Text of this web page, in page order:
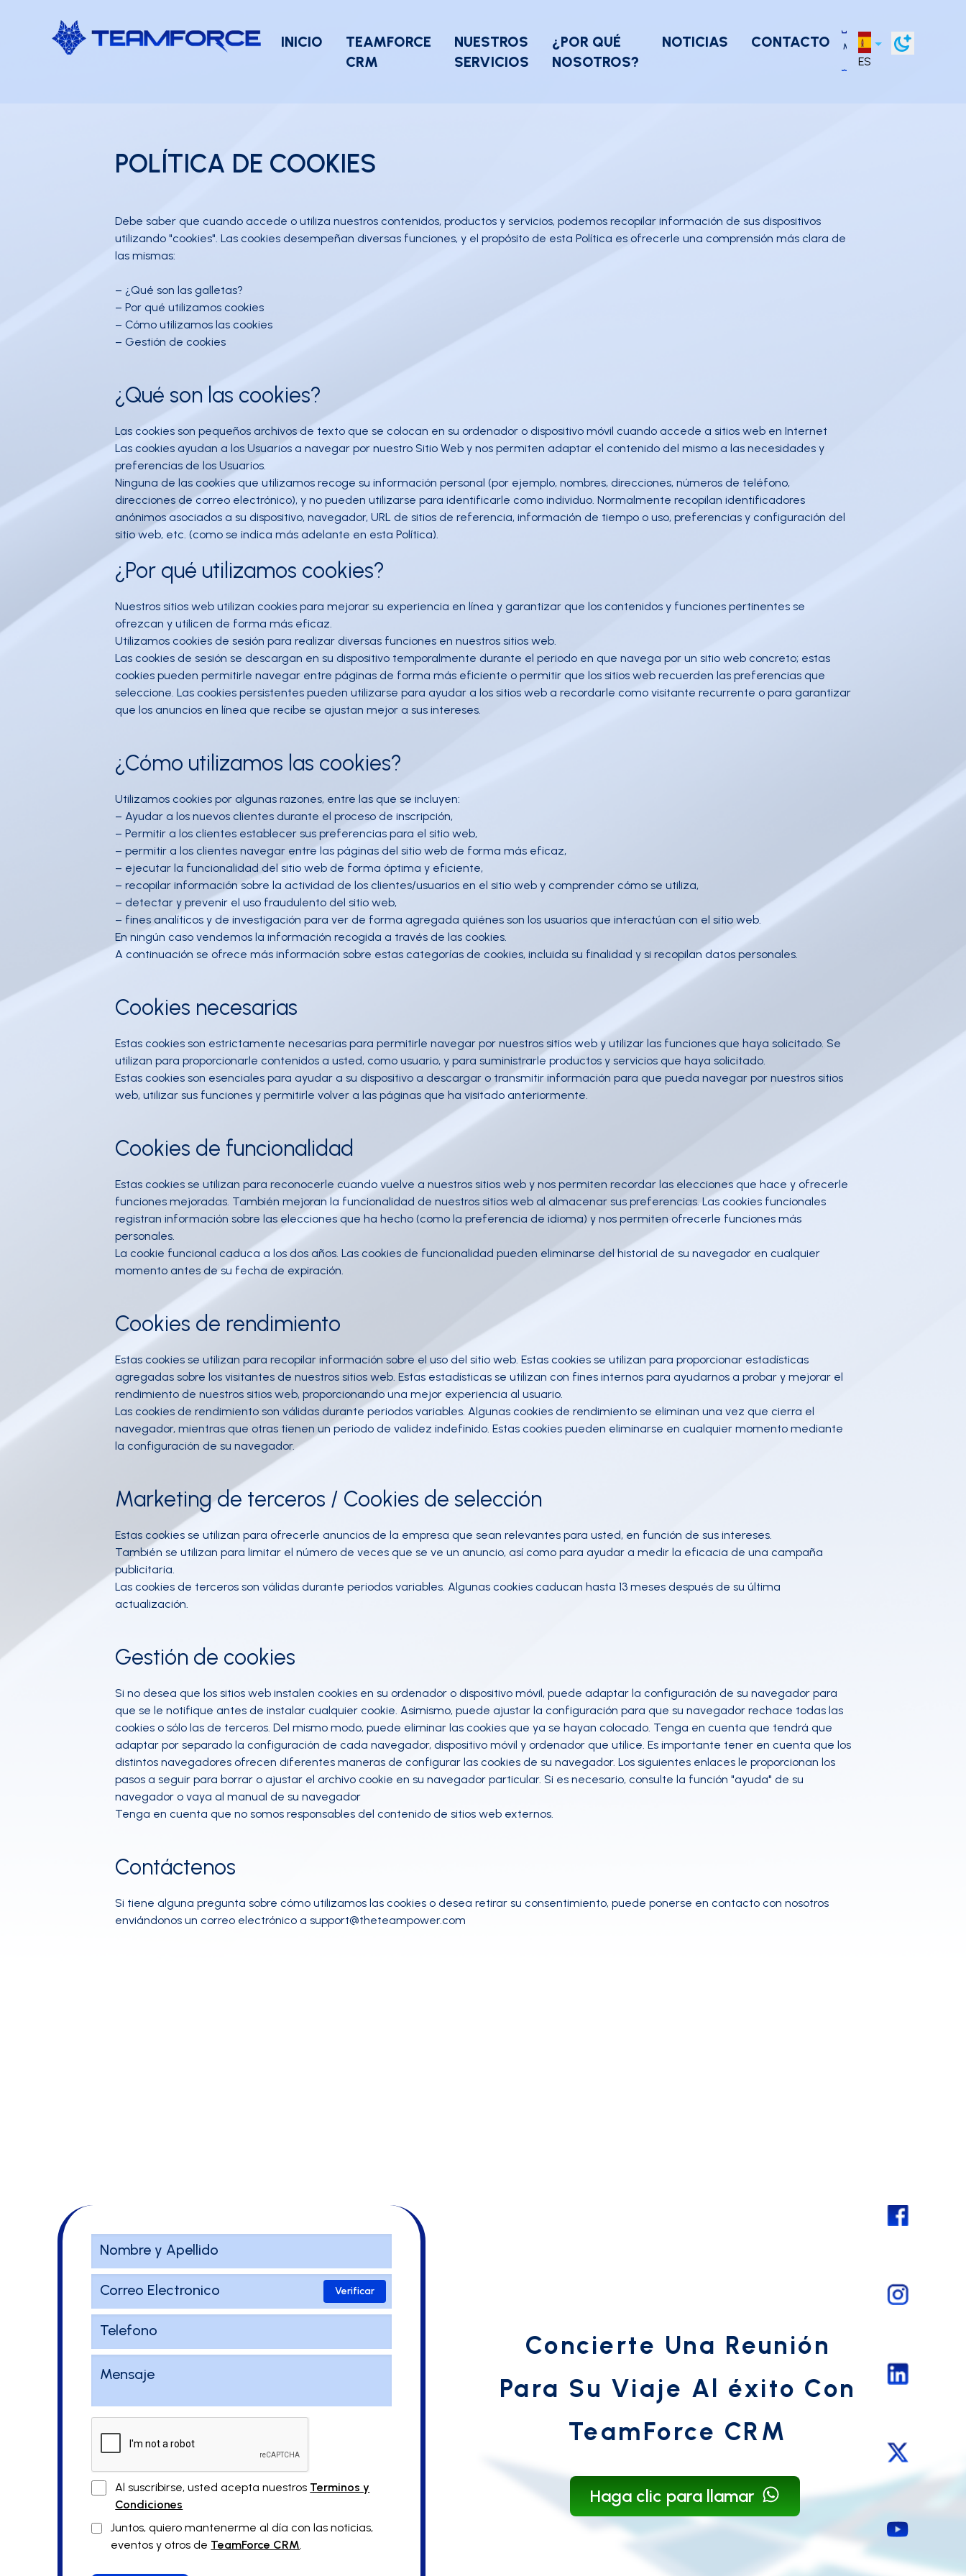
INICIO
TEAMFORCE
CRM
NUESTROS
SERVICIOS
¿POR QUÉ
NOSOTROS?
NOTICIAS CONTACTO
ES
POLÍTICA DE COOKIES
Debe saber que cuando accede o utiliza nuestros contenidos, productos y servicios, podemos recopilar información de sus dispositivos
utilizando "cookies". Las cookies desempeñan diversas funciones, y el propósito de esta Política es ofrecerle una comprensión más clara de
las mismas:
– ¿Qué son las galletas?
– Por qué utilizamos cookies
– Cómo utilizamos las cookies
– Gestión de cookies
¿Qué son las cookies?
Las cookies son pequeños archivos de texto que se colocan en su ordenador o dispositivo móvil cuando accede a sitios web en Internet
Las cookies ayudan a los Usuarios a navegar por nuestro Sitio Web y nos permiten adaptar el contenido del mismo a las necesidades y
preferencias de los Usuarios.
Ninguna de las cookies que utilizamos recoge su información personal (por ejemplo, nombres, direcciones, números de teléfono,
direcciones de correo electrónico), y no pueden utilizarse para identificarle como individuo. Normalmente recopilan identificadores
anónimos asociados a su dispositivo, navegador, URL de sitios de referencia, información de tiempo o uso, preferencias y configuración del
sitio web, etc. (como se indica más adelante en esta Política).
¿Por qué utilizamos cookies?
Nuestros sitios web utilizan cookies para mejorar su experiencia en línea y garantizar que los contenidos y funciones pertinentes se
ofrezcan y utilicen de forma más eficaz.
Utilizamos cookies de sesión para realizar diversas funciones en nuestros sitios web.
Las cookies de sesión se descargan en su dispositivo temporalmente durante el periodo en que navega por un sitio web concreto; estas
cookies pueden permitirle navegar entre páginas de forma más eficiente o permitir que los sitios web recuerden las preferencias que
seleccione. Las cookies persistentes pueden utilizarse para ayudar a los sitios web a recordarle como visitante recurrente o para garantizar
que los anuncios en línea que recibe se ajustan mejor a sus intereses.
¿Cómo utilizamos las cookies?
Utilizamos cookies por algunas razones, entre las que se incluyen:
– Ayudar a los nuevos clientes durante el proceso de inscripción,
– Permitir a los clientes establecer sus preferencias para el sitio web,
– permitir a los clientes navegar entre las páginas del sitio web de forma más eficaz,
– ejecutar la funcionalidad del sitio web de forma óptima y eficiente,
– recopilar información sobre la actividad de los clientes/usuarios en el sitio web y comprender cómo se utiliza,
– detectar y prevenir el uso fraudulento del sitio web,
– fines analíticos y de investigación para ver de forma agregada quiénes son los usuarios que interactúan con el sitio web.
En ningún caso vendemos la información recogida a través de las cookies.
A continuación se ofrece más información sobre estas categorías de cookies, incluida su finalidad y si recopilan datos personales.
Cookies necesarias
Estas cookies son estrictamente necesarias para permitirle navegar por nuestros sitios web y utilizar las funciones que haya solicitado. Se
utilizan para proporcionarle contenidos a usted, como usuario, y para suministrarle productos y servicios que haya solicitado.
Estas cookies son esenciales para ayudar a su dispositivo a descargar o transmitir información para que pueda navegar por nuestros sitios
web, utilizar sus funciones y permitirle volver a las páginas que ha visitado anteriormente.
Cookies de funcionalidad
Estas cookies se utilizan para reconocerle cuando vuelve a nuestros sitios web y nos permiten recordar las elecciones que hace y ofrecerle
funciones mejoradas. También mejoran la funcionalidad de nuestros sitios web al almacenar sus preferencias. Las cookies funcionales
registran información sobre las elecciones que ha hecho (como la preferencia de idioma) y nos permiten ofrecerle funciones más
personales.
La cookie funcional caduca a los dos años. Las cookies de funcionalidad pueden eliminarse del historial de su navegador en cualquier
momento antes de su fecha de expiración.
Cookies de rendimiento
Estas cookies se utilizan para recopilar información sobre el uso del sitio web. Estas cookies se utilizan para proporcionar estadísticas
agregadas sobre los visitantes de nuestros sitios web. Estas estadísticas se utilizan con fines internos para ayudarnos a probar y mejorar el
rendimiento de nuestros sitios web, proporcionando una mejor experiencia al usuario.
Las cookies de rendimiento son válidas durante periodos variables. Algunas cookies de rendimiento se eliminan una vez que cierra el
navegador, mientras que otras tienen un periodo de validez indefinido. Estas cookies pueden eliminarse en cualquier momento mediante
la configuración de su navegador.
Marketing de terceros / Cookies de selección
Estas cookies se utilizan para ofrecerle anuncios de la empresa que sean relevantes para usted, en función de sus intereses.
También se utilizan para limitar el número de veces que se ve un anuncio, así como para ayudar a medir la eficacia de una campaña
publicitaria.
Las cookies de terceros son válidas durante periodos variables. Algunas cookies caducan hasta 13 meses después de su última
actualización.
Gestión de cookies
Si no desea que los sitios web instalen cookies en su ordenador o dispositivo móvil, puede adaptar la configuración de su navegador para
que se le notifique antes de instalar cualquier cookie. Asimismo, puede ajustar la configuración para que su navegador rechace todas las
cookies o sólo las de terceros. Del mismo modo, puede eliminar las cookies que ya se hayan colocado. Tenga en cuenta que tendrá que
adaptar por separado la configuración de cada navegador, dispositivo móvil y ordenador que utilice. Es importante tener en cuenta que los
distintos navegadores ofrecen diferentes maneras de configurar las cookies de su navegador. Los siguientes enlaces le proporcionan los
pasos a seguir para borrar o ajustar el archivo cookie en su navegador particular. Si es necesario, consulte la función "ayuda" de su
navegador o vaya al manual de su navegador
Tenga en cuenta que no somos responsables del contenido de sitios web externos.
Contáctenos
Si tiene alguna pregunta sobre cómo utilizamos las cookies o desea retirar su consentimiento, puede ponerse en contacto con nosotros
enviándonos un correo electrónico a support@theteampower.com
Verificar
Al suscribirse, usted acepta nuestros Terminos y
Condiciones
Juntos, quiero mantenerme al día con las noticias,
eventos y otros de TeamForce CRM.
Concierte Una Reunión
Para Su Viaje Al éxito Con
TeamForce CRM
Haga clic para llamar